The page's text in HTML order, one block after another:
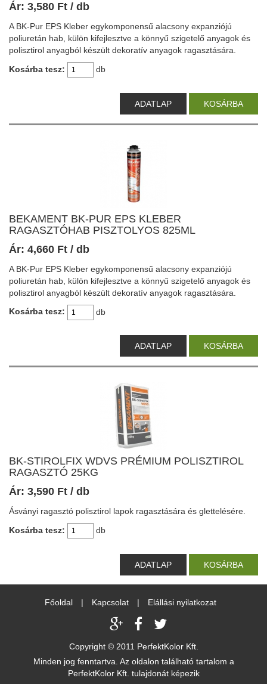
Ár: 3,580 Ft / db
A BK-Pur EPS Kleber egykomponensű alacsony expanziójú
poliuretán hab, külön kifejlesztve a könnyű szigetelő anyagok és
polisztirol anyagból készült dekoratív anyagok ragasztására.
Kosárba tesz:
db
ADATLAP KOSÁRBA
BEKAMENT BK-PUR EPS KLEBER
RAGASZTÓHAB PISZTOLYOS 825ML
Ár: 4,660 Ft / db
A BK-Pur EPS Kleber egykomponensű alacsony expanziójú
poliuretán hab, külön kifejlesztve a könnyű szigetelő anyagok és
polisztirol anyagból készült dekoratív anyagok ragasztására.
Kosárba tesz:
db
ADATLAP KOSÁRBA
BK-STIROLFIX WDVS PRÉMIUM POLISZTIROL
RAGASZTÓ 25KG
Ár: 3,590 Ft / db
Ásványi ragasztó polisztirol lapok ragasztására és glettelésére.
Kosárba tesz:
db
ADATLAP KOSÁRBA
Főoldal | Kapcsolat | Elállási nyilatkozat
Copyright © 2011 PerfektKolor Kft.
Minden jog fenntartva. Az oldalon található tartalom a
PerfektKolor Kft. tulajdonát képezik